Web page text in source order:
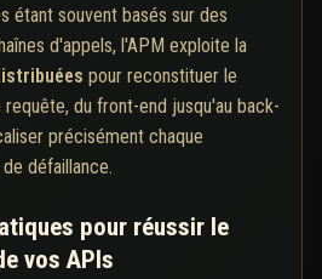
étant souvent basés sur des
d'appels, l'APM exploite la
pour reconstituer le
du front-end jusqu'au back-
précisément chaque
défaillance.
pour réussir le
vos APIs